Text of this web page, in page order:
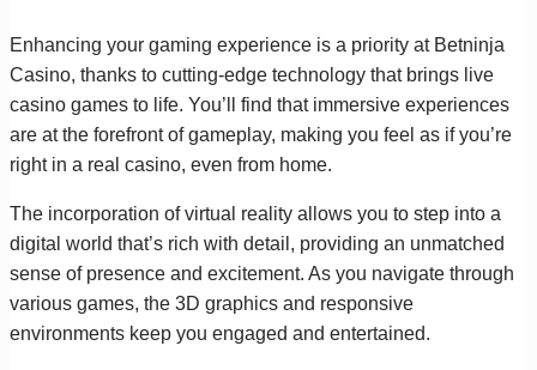
Enhancing your gaming experience is a priority at Betninja
Casino, thanks to cutting-edge technology that brings live
casino games to life. You’ll find that immersive experiences
are at the forefront of gameplay, making you feel as if you’re
right in a real casino, even from home.
The incorporation of virtual reality allows you to step into a
digital world that’s rich with detail, providing an unmatched
sense of presence and excitement. As you navigate through
various games, the 3D graphics and responsive
environments keep you engaged and entertained.